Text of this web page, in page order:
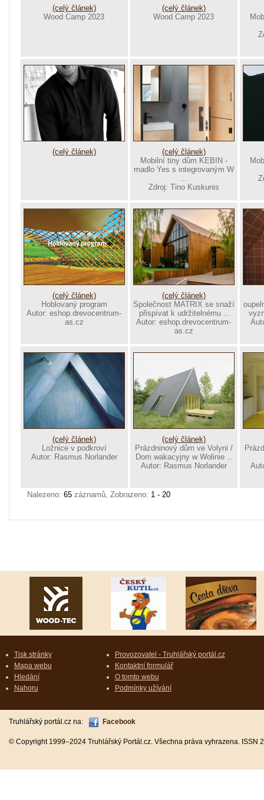
(celý článek)
Wood Camp 2023
(celý článek)
Wood Camp 2023
(celý článek)
(celý článek)
Mobilní tiny dům KEBIN -
madlo Yes s integrovaným W
Zdroj: Tino Kuskunis
(celý článek)
Hoblovaný program
Autor: eshop.drevocentrum-
as.cz
(celý článek)
Společnost MATRIX se snaží
přispívat k udržitelnému
Autor: eshop.drevocentrum-
as.cz
(celý článek)
Ložnice v podkroví
Autor: Rasmus Norlander
(celý článek)
Prázdninový dům ve Volyni /
Dom wakacyjny w Wolinie
Autor: Rasmus Norlander
Nalezeno: 65 záznamů, Zobrazeno: 1 - 20
Tisk stránky
Mapa webu
Hledání
Nahoru
Provozovatel - Truhlářský portál.cz
Kontaktní formulář
O tomto webu
Podmínky užívání
Truhlářský portál.cz na: Facebook
© Copyright 1999–2024 Truhlářský Portál.cz. Všechna práva vyhrazena.